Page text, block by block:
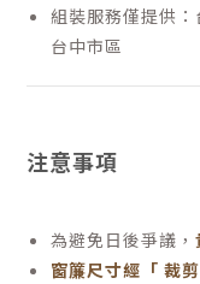
組裝服務僅提供：
台中市區
注意事項
為避免日後爭議，
窗簾尺寸經「 裁